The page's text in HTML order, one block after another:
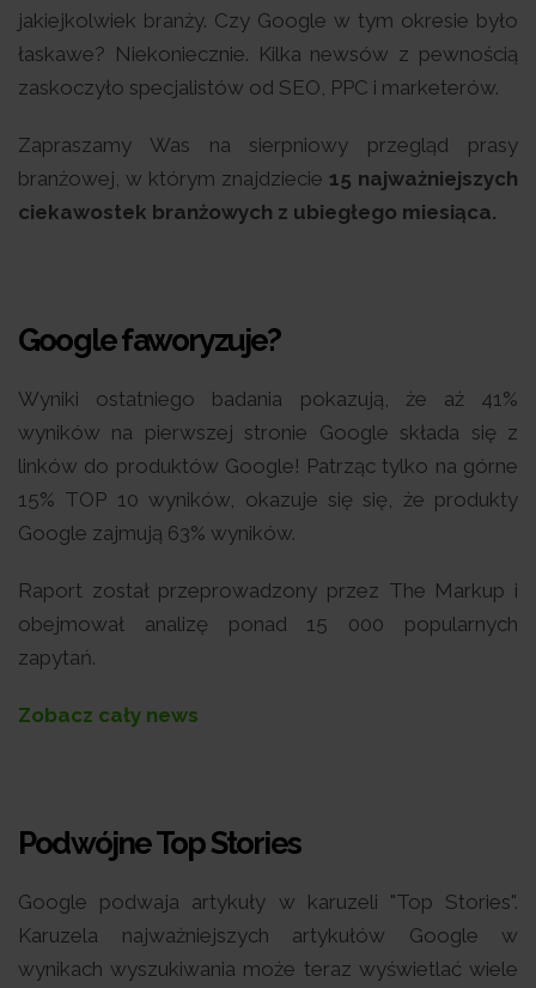
jakiejkolwiek branży. Czy Google w tym okresie było
łaskawe? Niekoniecznie. Kilka newsów z pewnością
zaskoczyło specjalistów od SEO, PPC i marketerów.
Zapraszamy Was na sierpniowy przegląd prasy
branżowej, w którym znajdziecie 15 najważniejszych
ciekawostek branżowych z ubiegłego miesiąca.
Google faworyzuje?
Wyniki ostatniego badania pokazują, że aż 41%
wyników na pierwszej stronie Google składa się z
linków do produktów Google! Patrząc tylko na górne
15% TOP 10 wyników, okazuje się się, że produkty
Google zajmują 63% wyników.
Raport został przeprowadzony przez The Markup i
obejmował analizę ponad 15 000 popularnych
zapytań.
Zobacz cały news
Podwójne Top Stories
Google podwaja artykuły w karuzeli "Top Stories".
Karuzela najważniejszych artykułów Google w
wynikach wyszukiwania może teraz wyświetlać wiele